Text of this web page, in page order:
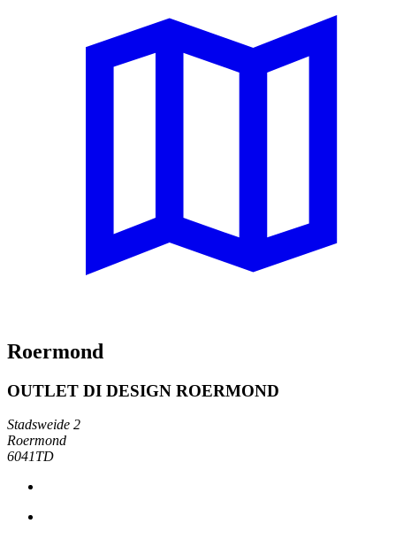
Roermond
OUTLET DI DESIGN ROERMOND
Stadsweide 2
Roermond
6041TD